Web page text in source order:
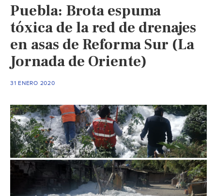
tercera
ocasión
Puebla
(La
Jornada
de
Oriente)
Puebla: Brota espuma
tóxica de la red de drenajes
en asas de Reforma Sur (La
Jornada de Oriente)
31 ENERO 2020